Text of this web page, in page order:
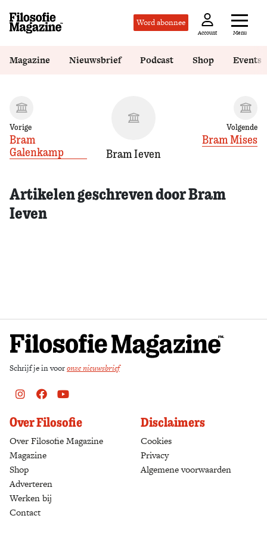
Word abonnee
Account Menu
Magazine Nieuwsbrief Podcast Shop Events
Vorige
Bram
Galenkamp
Bram Ieven
Volgende
Bram Mises
Artikelen geschreven door Bram
Ieven
Schrijf je in vooronze nieuwsbrief
Instagram
FacebookYoutube
Over Filosofie
Over Filosofie Magazine
Magazine
Shop
Adverteren
Werken bij
Contact
Disclaimers
Cookies
Privacy
Algemene voorwaarden